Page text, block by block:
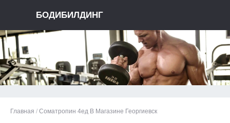
БОДИБИЛДИНГ
Главная / Cоматропин 4ед В Магазине Георгиевск